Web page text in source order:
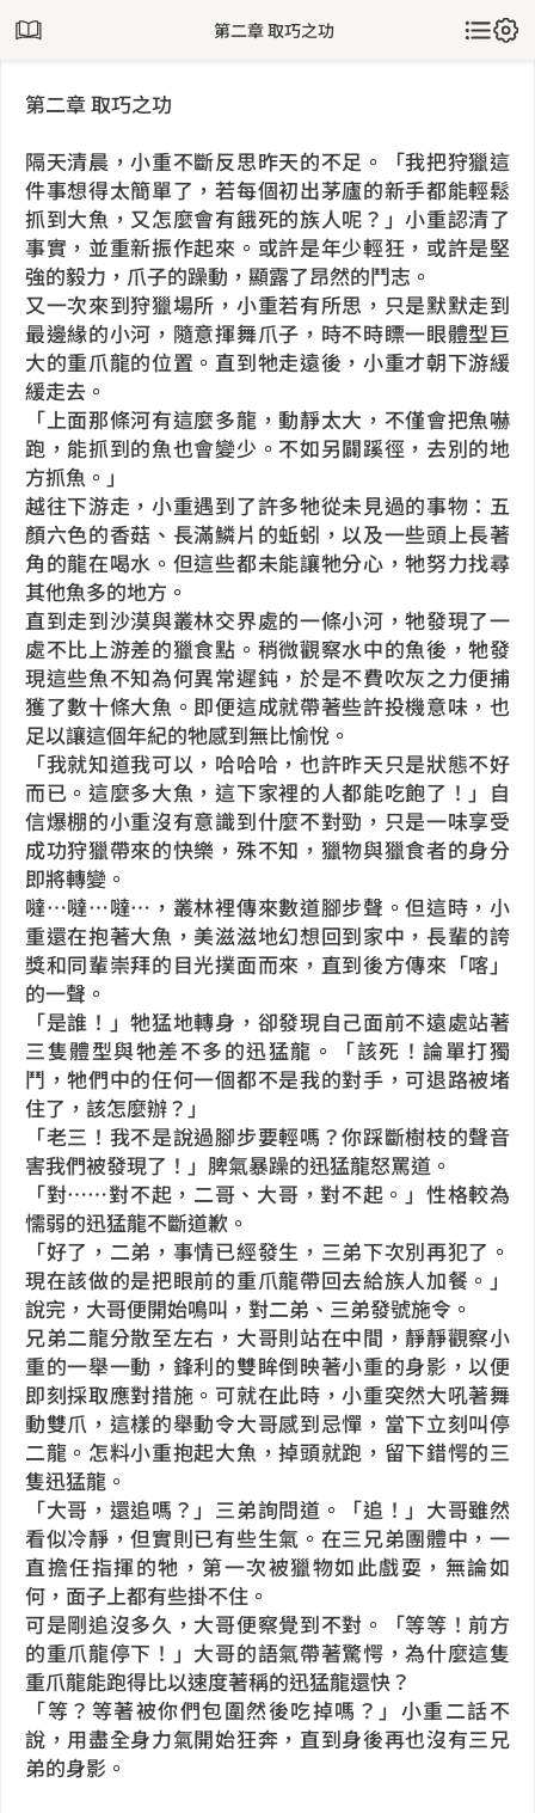
第二章 取巧之功
第二章 取巧之功
隔天清晨，小重不斷反思昨天的不足。「我把狩獵這
件事想得太簡單了，若每個初出茅廬的新手都能輕鬆
抓到大魚，又怎麼會有餓死的族人呢？」小重認清了
事實，並重新振作起來。或許是年少輕狂，或許是堅
強的毅力，爪子的躁動，顯露了昂然的鬥志。
又一次來到狩獵場所，小重若有所思，只是默默走到
最邊緣的小河，隨意揮舞爪子，時不時瞟一眼體型巨
大的重爪龍的位置。直到牠走遠後，小重才朝下游緩
緩走去。
「上面那條河有這麼多龍，動靜太大，不僅會把魚嚇
跑，能抓到的魚也會變少。不如另闢蹊徑，去別的地
方抓魚。」
越往下游走，小重遇到了許多牠從未見過的事物：五
顏六色的香菇、長滿鱗片的蚯蚓，以及一些頭上長著
角的龍在喝水。但這些都未能讓牠分心，牠努力找尋
其他魚多的地方。
直到走到沙漠與叢林交界處的一條小河，牠發現了一
處不比上游差的獵食點。稍微觀察水中的魚後，牠發
現這些魚不知為何異常遲鈍，於是不費吹灰之力便捕
獲了數十條大魚。即便這成就帶著些許投機意味，也
足以讓這個年紀的牠感到無比愉悅。
「我就知道我可以，哈哈哈，也許昨天只是狀態不好
而已。這麼多大魚，這下家裡的人都能吃飽了！」自
信爆棚的小重沒有意識到什麼不對勁，只是一味享受
成功狩獵帶來的快樂，殊不知，獵物與獵食者的身分
即將轉變。
噠…噠…噠…，叢林裡傳來數道腳步聲。但這時，小
重還在抱著大魚，美滋滋地幻想回到家中，長輩的誇
獎和同輩崇拜的目光撲面而來，直到後方傳來「喀」
的一聲。
「是誰！」牠猛地轉身，卻發現自己面前不遠處站著
三隻體型與牠差不多的迅猛龍。「該死！論單打獨
鬥，牠們中的任何一個都不是我的對手，可退路被堵
住了，該怎麼辦？」
「老三！我不是說過腳步要輕嗎？你踩斷樹枝的聲音
害我們被發現了！」脾氣暴躁的迅猛龍怒罵道。
「對……對不起，二哥、大哥，對不起。」性格較為
懦弱的迅猛龍不斷道歉。
「好了，二弟，事情已經發生，三弟下次別再犯了。
現在該做的是把眼前的重爪龍帶回去給族人加餐。」
說完，大哥便開始鳴叫，對二弟、三弟發號施令。
兄弟二龍分散至左右，大哥則站在中間，靜靜觀察小
重的一舉一動，鋒利的雙眸倒映著小重的身影，以便
即刻採取應對措施。可就在此時，小重突然大吼著舞
動雙爪，這樣的舉動令大哥感到忌憚，當下立刻叫停
二龍。怎料小重抱起大魚，掉頭就跑，留下錯愕的三
隻迅猛龍。
「大哥，還追嗎？」三弟詢問道。「追！」大哥雖然
看似冷靜，但實則已有些生氣。在三兄弟團體中，一
直擔任指揮的牠，第一次被獵物如此戲耍，無論如
何，面子上都有些掛不住。
可是剛追沒多久，大哥便察覺到不對。「等等！前方
的重爪龍停下！」大哥的語氣帶著驚愕，為什麼這隻
重爪龍能跑得比以速度著稱的迅猛龍還快？
「等？等著被你們包圍然後吃掉嗎？」小重二話不
說，用盡全身力氣開始狂奔，直到身後再也沒有三兄
弟的身影。